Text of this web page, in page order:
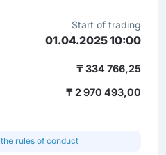
Start of trading
01.04.2025 10:00
₸ 334 766,25
₸ 2 970 493,00
the rules of conduct